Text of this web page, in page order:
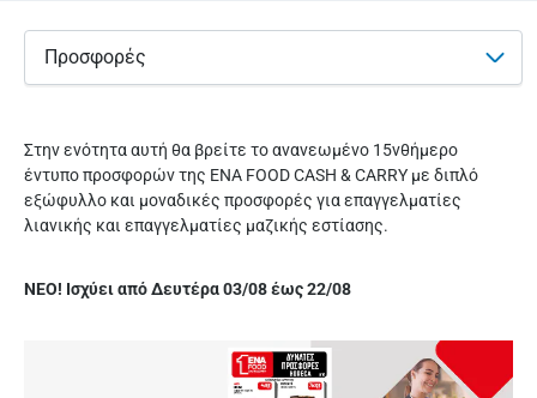
Προσφορές
Στην ενότητα αυτή θα βρείτε το ανανεωμένο 15νθήμερο
έντυπο προσφορών της ΕΝΑ FOOD CASH & CARRY με διπλό
εξώφυλλο και μοναδικές προσφορές για επαγγελματίες
λιανικής και επαγγελματίες μαζικής εστίασης.
NEO! Ισχύει από Δευτέρα 03/08 έως 22/08